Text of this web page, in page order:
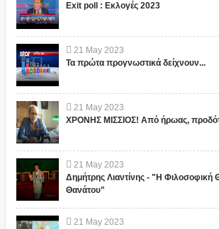
Exit poll : Εκλογές 2023
21 May 2023
Τα πρώτα προγνωστικά δείχνουν...
21 May 2023
ΧΡΟΝΗΣ ΜΙΣΣΙΟΣ! Από ήρωας,
21 May 2023
Δημήτρης Λιαντίνης - "Η Φιλοσοφική
Θανάτου"
21 May 2023